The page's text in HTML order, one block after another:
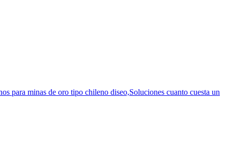
para minas de oro tipo chileno diseo,Soluciones cuanto cuesta un